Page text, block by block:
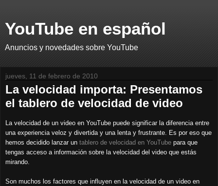
YouTube en español
Anuncios y novedades sobre YouTube
jueves, 11 de febrero de 2010
La velocidad importa: Presentamos
el tablero de velocidad de video
La velocidad de un video en YouTube puede significar la diferencia entre
una experiencia veloz y divertida y una lenta y frustrante. Es por eso que
hemos decidido lanzar un tablero de velocidad en YouTube para que
tengas acceso a información sobre la velocidad del video que estás
mirando.
Son muchos los factores que influyen en la velocidad de un video en